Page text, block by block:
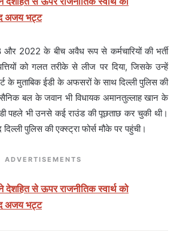
अजय भट्ट
2022 के बीच अवैध रूप से कर्मचारियों की भर्ती
को गलत तरीके से लीज पर दिया, जिसके उन्हें
के मुताबिक ईडी के अफसरों के साथ दिल्ली पुलिस की
बल के जवान भी विधायक अमानतुल्लाह खान के
पहले भी उनसे कई राउंड की पूछताछ कर चुकी थी।
पुलिस की एक्स्ट्रा फोर्स मौके पर पहुंची।
ADVERTISEMENTS
ने देशहित से ऊपर राजनीतिक स्वार्थ को
अजय भट्ट